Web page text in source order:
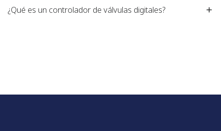
¿Qué es un controlador de válvulas digitales?